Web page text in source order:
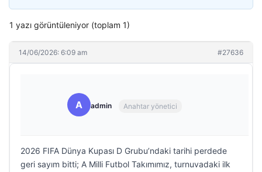
1 yazı görüntüleniyor (toplam 1)
14/06/2026: 6:09 am #27636
A admin Anahtar yönetici
2026 FIFA Dünya Kupası D Grubu’ndaki tarihi perdede
geri sayım bitti; A Milli Futbol Takımımız, turnuvadaki ilk